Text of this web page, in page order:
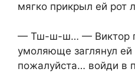
мягко прикрыл ей рот
— Тш-ш-ш… — Виктор
умоляюще заглянул
пожалуйста… войди в